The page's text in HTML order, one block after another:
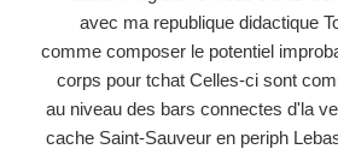
avec ma republique didactique
comme composer le potentiel
corps pour tchat Celles-ci sont
au niveau des bars connectes d'la
cache Saint-Sauveur en periph